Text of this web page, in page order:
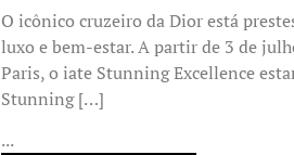
O icônico cruzeiro da Dior está
luxo e bem-estar. A partir de 3 de
Paris, o iate Stunning Excellence
Stunning […]
...